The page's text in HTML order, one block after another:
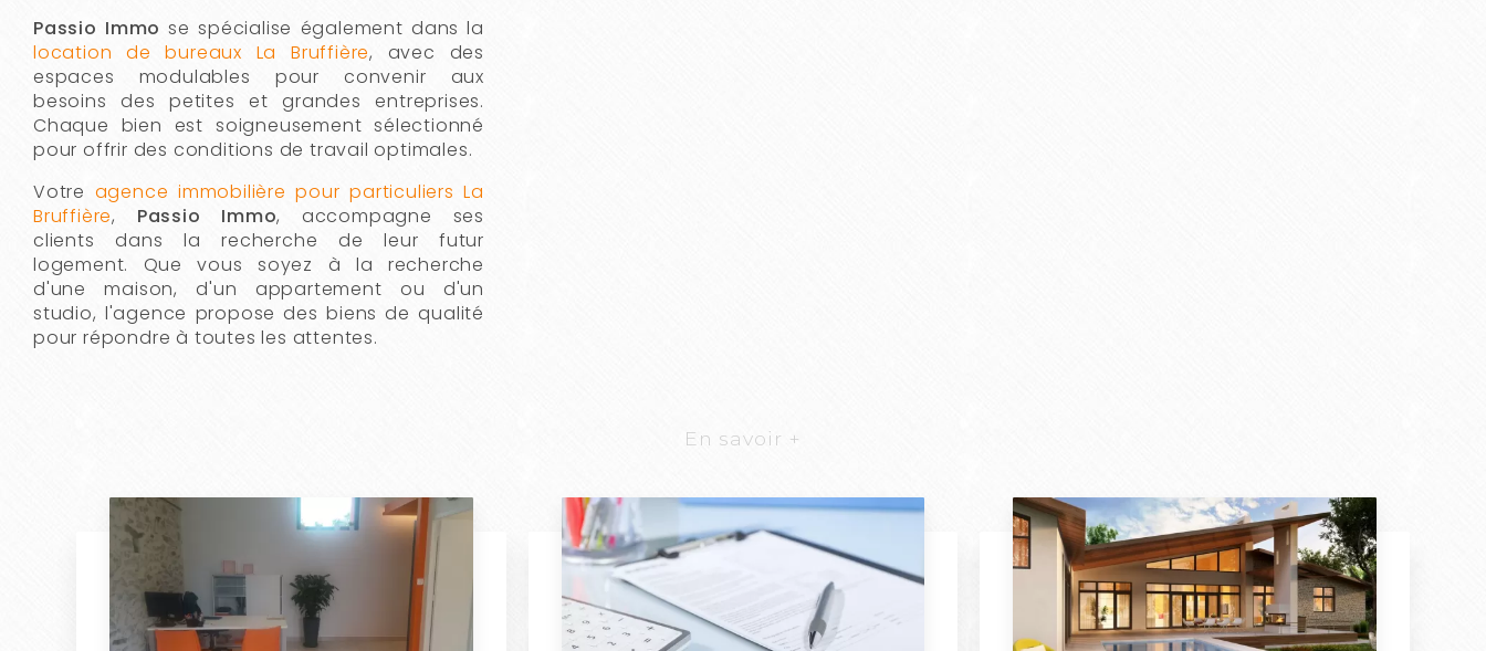
Passio Immo se spécialise également dans la
location de bureaux La Bruffière, avec des
espaces modulables pour convenir aux
besoins des petites et grandes entreprises.
Chaque bien est soigneusement sélectionné
pour offrir des conditions de travail optimales.
Votre agence immobilière pour particuliers La
Bruffière, Passio Immo, accompagne ses
clients dans la recherche de leur futur
logement. Que vous soyez à la recherche
d'une maison, d'un appartement ou d'un
studio, l'agence propose des biens de qualité
pour répondre à toutes les attentes.
En savoir +